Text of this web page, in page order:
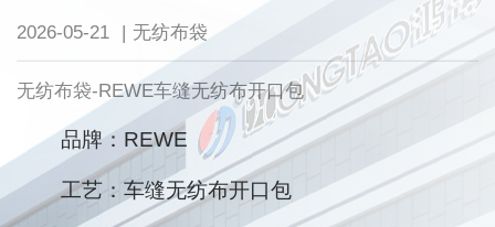
2026-05-21 | 无纺布袋
无纺布袋-REWE车缝无纺布开口包
品牌：REWE
工艺：车缝无纺布开口包